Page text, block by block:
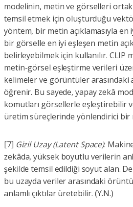
modelinin, metin ve görselleri
temsil etmek için oluşturduğu
yöntem, bir metin açıklamasıyla en
bir görselle en iyi eşleşen metin
belirleyebilmek için kullanılır. CLIP
metin-görsel eşleştirme verileri
kelimeler ve görüntüler arasındaki
öğrenir. Bu sayede, yapay zekâ
komutları görsellerle eşleştirebilir
üretim süreçlerinde yönlendirici bir
[7] Gizil Uzay (Latent Space):
zekâda, yüksek boyutlu verilerin
şekilde temsil edildiği soyut alan.
bu uzayda veriler arasındaki
anlamlı çıktılar üretebilir. (Y.N.)